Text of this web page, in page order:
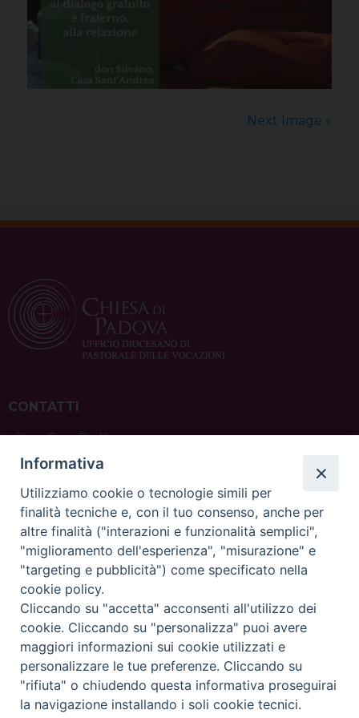
Next Image »
CONTATTI
ufficio: Casa Pio X
via Bonporti, 20 – 35141 Padova
tel: +39 351 619 2354
e mail:ufficiovocazionipadova@gmail.com
sede: Casa Sant'Andrea
via Valmarana, 20 – 35133 Padova
instagram:@casasantandreapadova
e mail:casasantandreapadova@gmail.com
Copyright© ChiesadiPadova2022 Privacy Policy
Informativa
Utilizziamo cookie o tecnologie simili per
finalità tecniche e, con il tuo consenso, anche per
altre finalità ("interazioni e funzionalità semplici",
"miglioramento dell'esperienza", "misurazione" e
"targeting e pubblicità") come specificato nella
cookie policy.
Cliccando su "accetta" acconsenti all'utilizzo dei
cookie. Cliccando su "personalizza" puoi avere
maggiori informazioni sui cookie utilizzati e
personalizzare le tue preferenze. Cliccando su
"rifiuta" o chiudendo questa informativa proseguirai
la navigazione installando i soli cookie tecnici.